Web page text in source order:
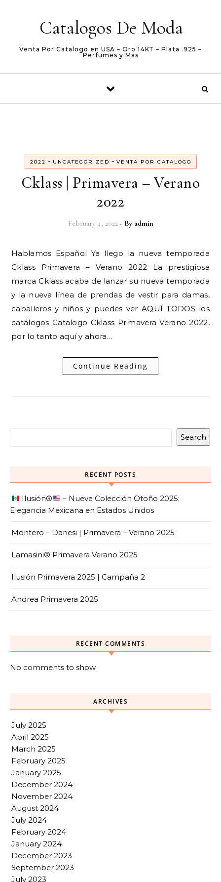
Catalogos De Moda
Venta Por Catalogo en USA – Oro 14KT – Plata .925 –
Perfumes y Mas
2022 - UNCATEGORIZED - VENTA POR CATALOGO
Cklass | Primavera – Verano
2022
February 4, 2022 - By admin
Hablamos Español Ya llego la nueva temporada
Cklass Primavera – Verano 2022 La prestigiosa
marca Cklass acaba de lanzar su nueva temporada
y la nueva línea de prendas de vestir para damas,
caballeros y niños y puedes ver AQUÍ TODOS los
catálogos Catalogo Cklass Primavera Verano 2022,
por lo tanto aquí y ahora…
Continue Reading
Search
RECENT POSTS
Ilusión®️
– Nueva Colección Otoño 2025:
Elegancia Mexicana en Estados Unidos
Montero – Danesi | Primavera – Verano 2025
Lamasini® Primavera Verano 2025
Ilusión Primavera 2025 | Campaña 2
Andrea Primavera 2025
RECENT COMMENTS
No comments to show.
ARCHIVES
July 2025
April 2025
March 2025
February 2025
January 2025
December 2024
November 2024
August 2024
July 2024
February 2024
January 2024
December 2023
September 2023
July 2023